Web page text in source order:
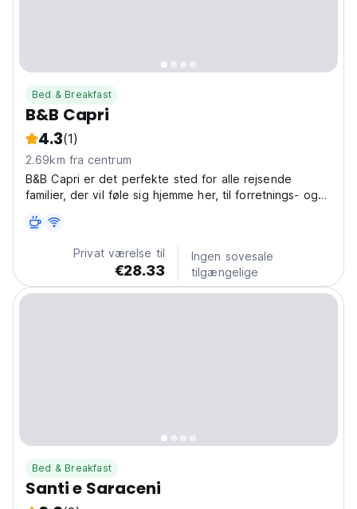
Bed & Breakfast
B&B Capri
4.3(1)
2.69km fra centrum
B&B Capri er det perfekte sted for alle rejsende
familier, der vil føle sig hjemme her, til forretnings- og
Privat værelse til
€28.33
Ingen sovesale
tilgængelige
Bed & Breakfast
Santi e Saraceni